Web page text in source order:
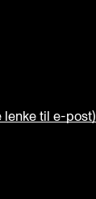
lenke til e-post)